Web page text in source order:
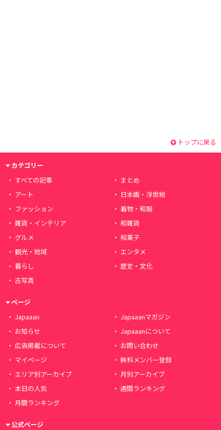
トップに戻る
カテゴリー
すべての記事
まとめ
アート
日本画・浮世絵
ファッション
着物・和服
雑貨・インテリア
和雑貨
グルメ
和菓子
観光・地域
エンタメ
暮らし
歴史・文化
古写真
ページ
Japaaan
Japaaanマガジン
お知らせ
Japaaanについて
広告掲載について
お問い合わせ
マイページ
無料メンバー登録
エリア別アーカイブ
月別アーカイブ
本日の人気
週間ランキング
月間ランキング
公式ページ